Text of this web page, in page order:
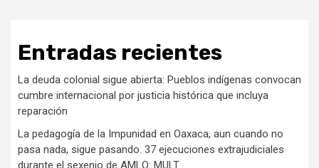
Entradas recientes
La deuda colonial sigue abierta: Pueblos indígenas convocan
cumbre internacional por justicia histórica que incluya
reparación
La pedagogía de la Impunidad en Oaxaca, aun cuando no
pasa nada, sigue pasando. 37 ejecuciones extrajudiciales
durante el sexenio de AMLO: MULT